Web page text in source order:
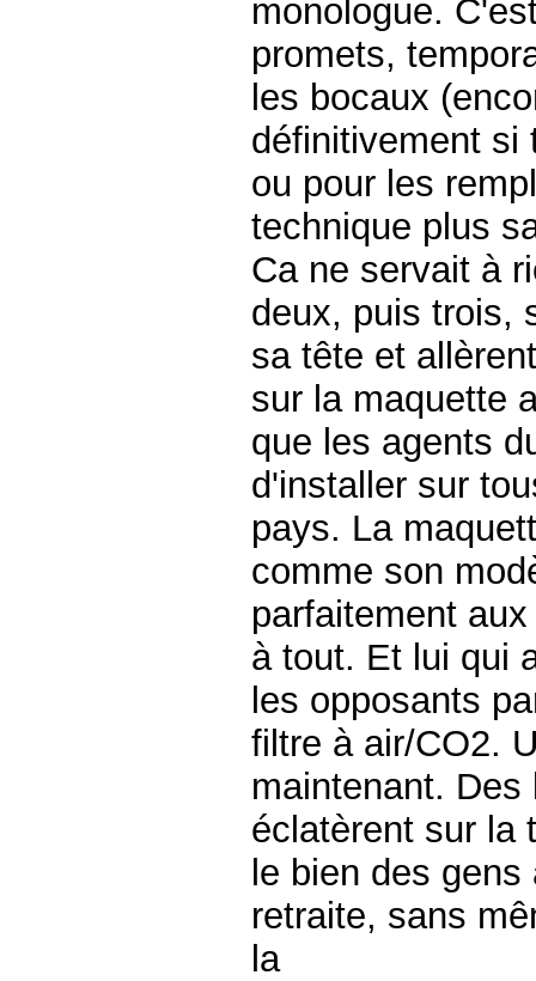
monologue.
promets,
les bocaux
définitivement si
ou pour les
technique plus
Ca ne servait à
deux, puis trois,
sa tête et
sur la maquette
que les agents
d'installer sur
pays. La
comme son
parfaitement
à tout. Et lui qui
les opposants
filtre à air/CO2.
maintenant.
éclatèrent sur la
le bien des
retraite, sans
la